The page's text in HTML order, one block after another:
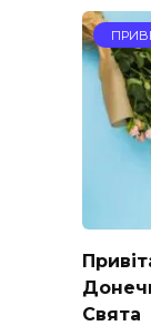
Свята